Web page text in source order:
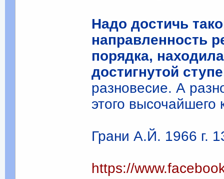
Надо достичь
направленность
порядка,
достигнутой
разновесие. А
этого высочайшего
Грани А.Й. 1966 г.
https://